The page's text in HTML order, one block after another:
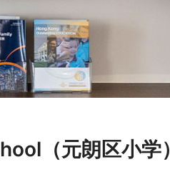
（元朗区小学）